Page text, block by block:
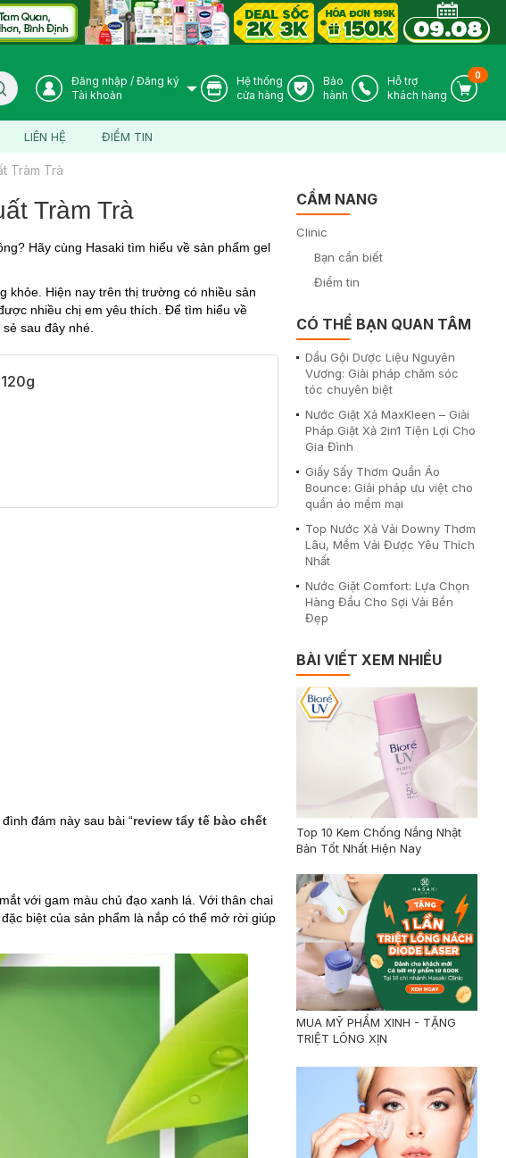
icon User Icon
Đăng nhập / Đăng ký
Tài khoản
Store Icon
Hệ thống
cửa hàng
Warranty Icon
Bảo
hành
Phone Icon
Hỗ trợ
khách hàng
Cart
0
LIÊN HỆ ĐIỂM TIN
Tràm Trà
Tràm Trà
Hãy cùng Hasaki tìm hiểu về sản phẩm gel
khỏe. Hiện nay trên thị trường có nhiều sản
nhiều chị em yêu thích. Để tìm hiểu về
sau đây nhé.
đám này sau bài “review tẩy tế bào chết
với gam màu chủ đạo xanh lá. Với thân chai
biệt của sản phẩm là nắp có thể mở rời giúp
CẨM NANG
Clinic
Bạn cần biết
Điểm tin
CÓ THỂ BẠN QUAN TÂM
Dầu Gội Dược Liệu Nguyên
Vương: Giải pháp chăm sóc
tóc chuyên biệt
Nước Giặt Xả MaxKleen – Giải
Pháp Giặt Xả 2in1 Tiện Lợi Cho
Gia Đình
Giấy Sấy Thơm Quần Áo
Bounce: Giải pháp ưu việt cho
quần áo mềm mại
Top Nước Xả Vải Downy Thơm
Lâu, Mềm Vải Được Yêu Thích
Nhất
Nước Giặt Comfort: Lựa Chọn
Hàng Đầu Cho Sợi Vải Bền
Đẹp
BÀI VIẾT XEM NHIỀU
Top 10 Kem Chống Nắng Nhật
Bản Tốt Nhất Hiện Nay
MUA MỸ PHẨM XINH - TẶNG
TRIỆT LÔNG XỊN